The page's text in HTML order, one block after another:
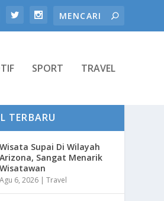
SPORT TRAVEL
TERBARU
Wisata Supai Di Wilayah
Arizona, Sangat Menarik
Wisatawan
Agu 6, 2026 |Travel